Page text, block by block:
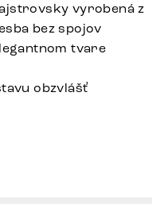
vyrobená z
bez spojov
tvare
obzvlášť